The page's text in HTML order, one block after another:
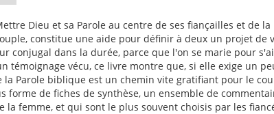
Dieu et sa Parole au centre de ses fiançailles et de
constitue une aide pour définir à deux un projet de
conjugal dans la durée, parce que l'on se marie pour
témoignage vécu, ce livre montre que, si elle exige un
la Parole biblique est un chemin vite gratifiant pour le
forme de fiches de synthèse, un ensemble de
la femme, et qui sont le plus souvent choisis par les